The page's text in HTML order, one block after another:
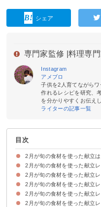
シェア
専門家監修 | 料理専
Instagram
アメブロ
子供を2人育てながら
作れるレシピを研究、
を分かりやすくお伝え
ライターの記事一覧
目次
2月が旬の食材を使った献立
2月が旬・食べ頃の食材は何
2月が旬の食材を使った献立
【小松菜】小松菜と卵の炒め
【カリフラワー】カリフラワ
【セロリ】セロリとツナ缶の
【ヤリイカ・大根】ヤリイカ
【からし菜】からし菜の塩昆
2月が旬の食材を使った献立
【カリフラワー】カリフラ
【ごぼう・春菊】かき揚げ
【鯛・あさり】鯛とあさり
【ワカサギ】ワカサギの南蛮
【れんこん】れんこんのハン
2月が旬の食材を使った献立
【あさり】あさりの味噌汁
【白菜】白菜とベーコンのク
【白菜・水菜】白菜と水菜の
【ごぼう】ごぼうのポタージ
2月が旬の食材を使った献立
【ヒラメ】ヒラメの漬け丼
【あさり】あさりとわかめ
【春菊】春菊とアンチョビの
【牡蠣】牡蠣ご飯
2月が旬の食材を使った献立レ